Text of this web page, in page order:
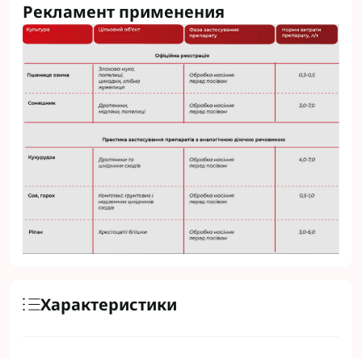
Рекламент применения
Характеристики